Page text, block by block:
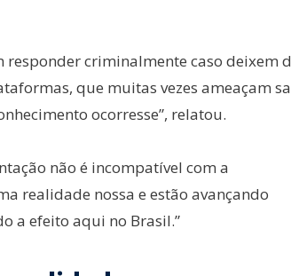
criminalmente caso deixem
que muitas vezes ameaçam
ocorresse”, relatou.
não é incompatível com a
realidade nossa e estão avançando
a efeito aqui no Brasil.”